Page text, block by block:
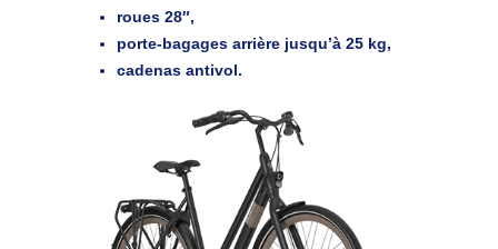
roues 28″,
porte-bagages arrière jusqu’à 25 kg,
cadenas antivol.